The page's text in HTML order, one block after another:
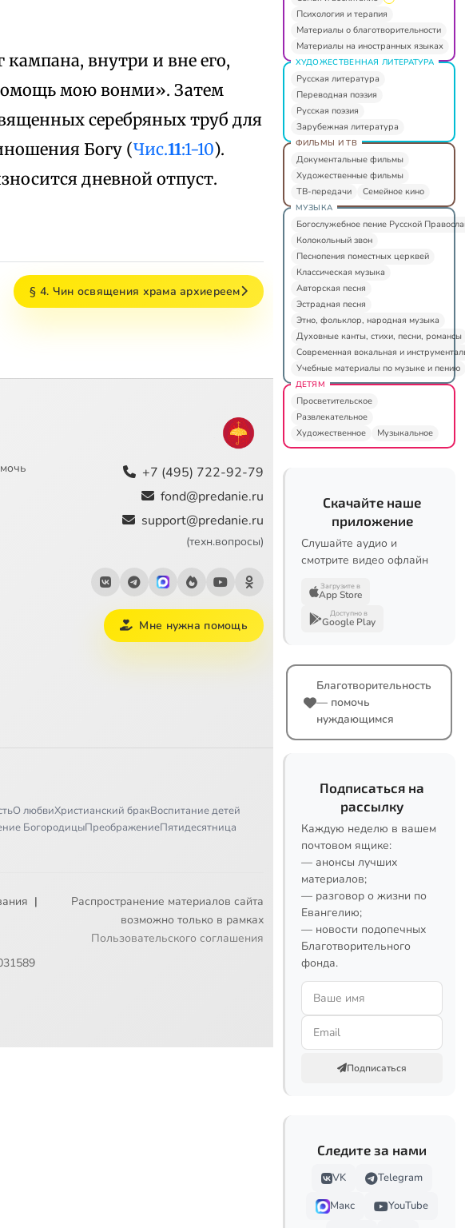
внутри и вне его,
мою вонми». Затем
серебряных труб для
Богу (Чис.11:1-10).
дневной отпуст.
§ 4. Чин освящения храма архиереем
+7 (495) 722-92-79
fond@predanie.ru
support@predanie.ru
(техн.вопросы)
Мне нужна помощь
О любвиХристианский бракВоспитание детей
БогородицыПреображениеПятидесятница
|
Распространение материалов сайта
возможно только в рамках
Пользовательского соглашения
Психология и терапия
Материалы о благотворительности
Материалы на иностранных языках
ХУДОЖЕСТВЕННАЯ ЛИТЕРАТУРА
Русская литература
Переводная поэзия
Русская поэзия
Зарубежная литература
ФИЛЬМЫ И ТВ
Документальные фильмы
Художественные фильмы
ТВ-передачи
Семейное кино
МУЗЫКА
Богослужебное пение Русской
Колокольный звон
Песнопения поместных церквей
Классическая музыка
Авторская песня
Эстрадная песня
Этно, фольклор, народная музыка
Духовные канты, стихи, песни, романсы
Современная вокальная и
Учебные материалы по музыке и пению
ДЕТЯМ
Просветительское
Развлекательное
Художественное
Музыкальное
Скачайте наше
приложение
Слушайте аудио и
смотрите видео офлайн
Загрузите в
App Store
Доступно в
Google Play
Благотворительность
— помочь
нуждающимся
Подписаться на
рассылку
Каждую неделю в вашем
почтовом ящике:
— анонсы лучших
материалов;
— разговор о жизни по
Евангелию;
— новости подопечных
Благотворительного
фонда.
Подписаться
Следите за нами
VK
Telegram
Макс
YouTube